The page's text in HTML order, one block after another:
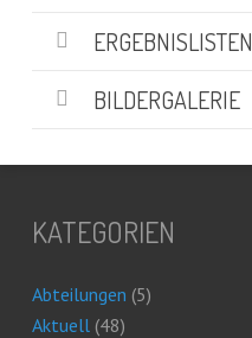
ERGEBNISLISTEN
BILDERGALERIE
KATEGORIEN
Abteilungen (5)
Aktuell(48)